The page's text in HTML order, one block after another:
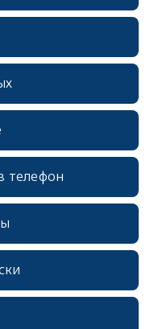
телефон
erid: 2SDnjcrDNw6